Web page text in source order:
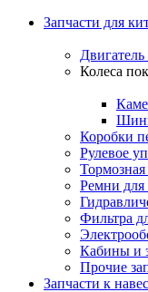
Запчасти для
Двигатель
Колеса
Коробки
Рулевое
Тормозная
Ремни для
Фильтра
Кабины и
Прочие
Запчасти к